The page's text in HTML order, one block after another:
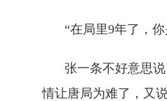
“在局里9年了，
张一条不好意思
情让唐局为难了，又